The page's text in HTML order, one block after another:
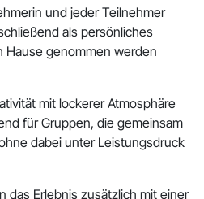
und jeder Teilnehmer
als persönliches
Hause genommen werden
mit lockerer Atmosphäre
für Gruppen, die gemeinsam
dabei unter Leistungsdruck
das Erlebnis zusätzlich mit einer